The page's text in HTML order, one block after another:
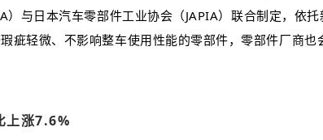
）与日本汽车零部件工业协会（JAPIA）联合制定，依
疵轻微、不影响整车使用性能的零部件，零部件厂商
上涨7.6%